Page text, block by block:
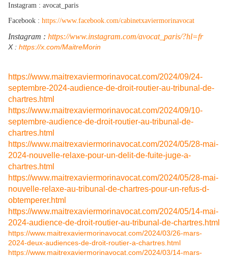
Instagram : avocat_paris
Facebook : https://www.facebook.com/cabinetxaviermorinavocat
Instagram : https://www.instagram.com/avocat_paris/?hl=fr
​X : https://x.com/MaitreMorin
https://www.maitrexaviermorinavocat.com/2024/09/24-
septembre-2024-audience-de-droit-routier-au-tribunal-de-
chartres.html
https://www.maitrexaviermorinavocat.com/2024/09/10-
septembre-audience-de-droit-routier-au-tribunal-de-
chartres.html
https://www.maitrexaviermorinavocat.com/2024/05/28-mai-
2024-nouvelle-relaxe-pour-un-delit-de-fuite-juge-a-
chartres.html
https://www.maitrexaviermorinavocat.com/2024/05/28-mai-
nouvelle-relaxe-au-tribunal-de-chartres-pour-un-refus-d-
obtemperer.html
https://www.maitrexaviermorinavocat.com/2024/05/14-mai-
2024-audience-de-droit-routier-au-tribunal-de-chartres.html
https://www.maitrexaviermorinavocat.com/2024/03/26-mars-
2024-deux-audiences-de-droit-routier-a-chartres.html
https://www.maitrexaviermorinavocat.com/2024/03/14-mars-